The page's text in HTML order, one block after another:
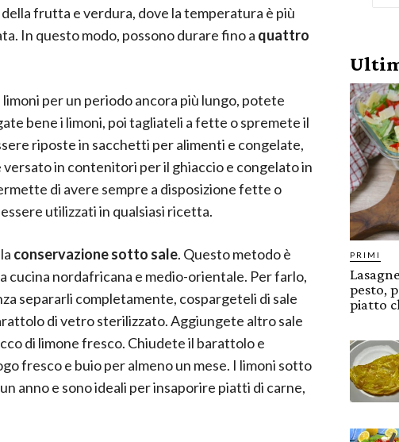
frutta e verdura, dove la temperatura è più
In questo modo, possono durare fino a quattro
per un periodo ancora più lungo, potete
bene i limoni, poi tagliateli a fette o spremete il
riposte in sacchetti per alimenti e congelate,
in contenitori per il ghiaccio e congelato in
di avere sempre a disposizione fette o
utilizzati in qualsiasi ricetta.
conservazione sotto sale. Questo metodo è
cucina nordafricana e medio-orientale. Per farlo,
separarli completamente, cospargeteli di sale
di vetro sterilizzato. Aggiungete altro sale
di limone fresco. Chiudete il barattolo e
fresco e buio per almeno un mese. I limoni sotto
anno e sono ideali per insaporire piatti di carne,
PRIMI
pesto,
piatto